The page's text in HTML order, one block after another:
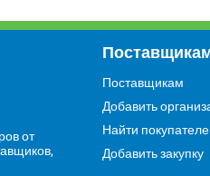
от
Поставщикам
Добавить
Найти
Добавить закупку